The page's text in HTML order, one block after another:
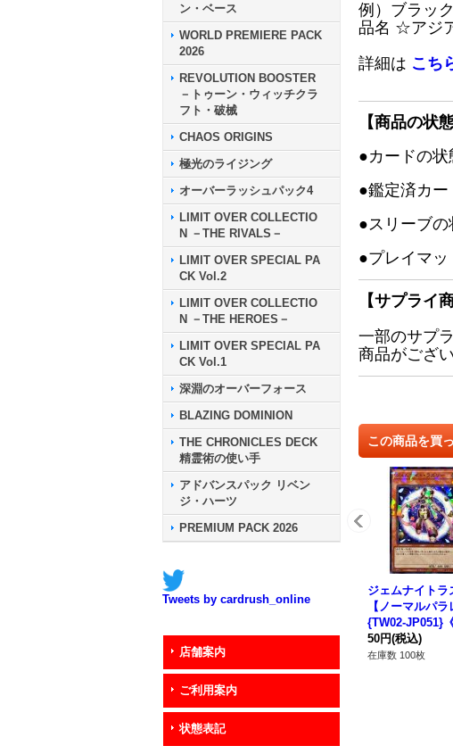
ン・ベース
WORLD PREMIERE PACK
2026
REVOLUTION BOOSTER
－トゥーン・ウィッチクラ
フト・破械
CHAOS ORIGINS
極光のライジング
オーバーラッシュパック4
LIMIT OVER COLLECTIO
N －THE RIVALS－
LIMIT OVER SPECIAL PA
CK Vol.2
LIMIT OVER COLLECTIO
N －THE HEROES－
LIMIT OVER SPECIAL PA
CK Vol.1
深淵のオーバーフォース
BLAZING DOMINION
THE CHRONICLES DECK
精霊術の使い手
アドバンスパック リベン
ジ・ハーツ
PREMIUM PACK 2026
Tweets by cardrush_online
店舗案内
ご利用案内
状態表記
例）ブラッ
品名 ☆アジ
詳細は こち
【商品の状
●カードの
●鑑定済カ
●スリーブ
●プレイマ
【サプライ
一部のサプ
商品がござい
この商品を買
ジェムナイトラ
【ノーマルパラ
{TW02-JP051}
スター》
50円(税込)
在庫数 100枚